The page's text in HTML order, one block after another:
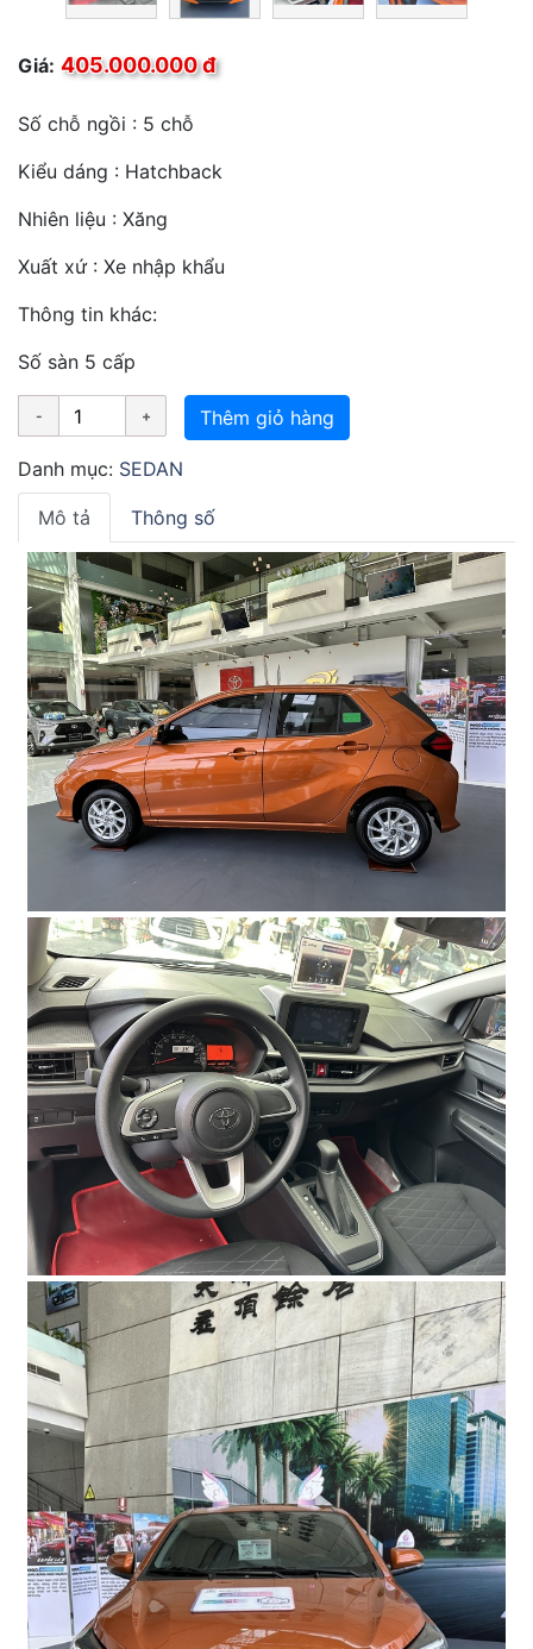
Giá: 405.000.000 đ
Số chỗ ngồi : 5 chỗ
Kiểu dáng : Hatchback
Nhiên liệu : Xăng
Xuất xứ : Xe nhập khẩu
Thông tin khác:
Số sàn 5 cấp
Thêm giỏ hàng
Danh mục: SEDAN
Mô tả Thông số